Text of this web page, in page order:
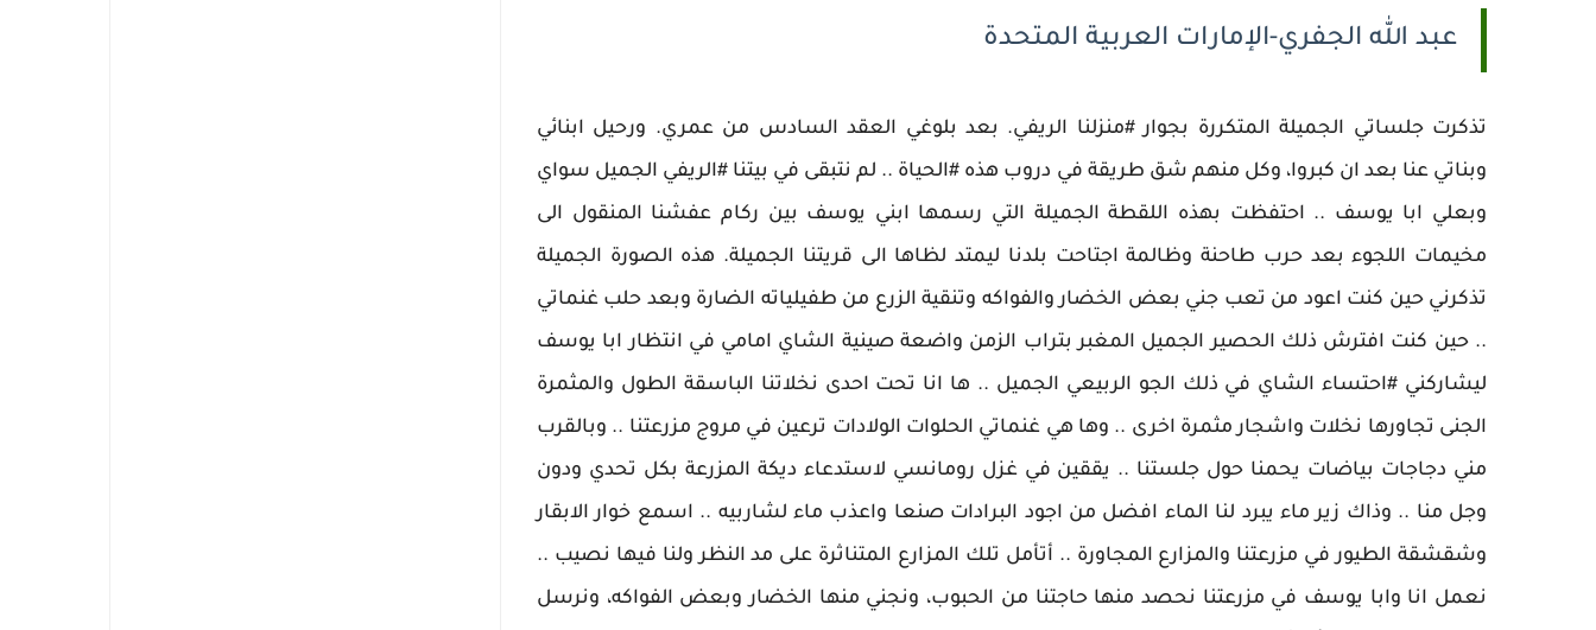
عبد الله الجفري-الإمارات العربية المتحدة
تذكرت جلساتي الجميلة المتكررة بجوار #منزلنا الريفي. بعد بلوغي العقد السادس من عمري. ورحيل ابنائي
وبناتي عنا بعد ان كبروا، وكل منهم شق طريقة في دروب هذه #الحياة .. لم نتبقى في بيتنا #الريفي الجميل سواي
وبعلي ابا يوسف .. احتفظت بهذه اللقطة الجميلة التي رسمها ابني يوسف بين ركام عفشنا المنقول الى
مخيمات اللجوء بعد حرب طاحنة وظالمة اجتاحت بلدنا ليمتد لظاها الى قريتنا الجميلة. هذه الصورة الجميلة
تذكرني حين كنت اعود من تعب جني بعض الخضار والفواكه وتنقية الزرع من طفيلياته الضارة وبعد حلب غنماتي
.. حين كنت افترش ذلك الحصير الجميل المغبر بتراب الزمن واضعة صينية الشاي امامي في انتظار ابا يوسف
ليشاركني #احتساء الشاي في ذلك الجو الربيعي الجميل .. ها انا تحت احدى نخلاتنا الباسقة الطول والمثمرة
الجنى تجاورها نخلات واشجار مثمرة اخرى .. وها هي غنماتي الحلوات الولادات ترعين في مروج مزرعتنا .. وبالقرب
مني دجاجات بياضات يحمنا حول جلستنا .. يققين في غزل رومانسي لاستدعاء ديكة المزرعة بكل تحدي ودون
وجل منا .. وذاك زير ماء يبرد لنا الماء افضل من اجود البرادات صنعا واعذب ماء لشاربيه .. اسمع خوار الابقار
وشقشقة الطيور في مزرعتنا والمزارع المجاورة .. أتأمل تلك المزارع المتناثرة على مد النظر ولنا فيها نصيب ..
نعمل انا وابا يوسف في مزرعتنا نحصد منها حاجتنا من الحبوب، ونجني منها الخضار وبعض الفواكه، ونرسل